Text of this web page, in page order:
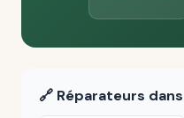
🔗 Réparateurs